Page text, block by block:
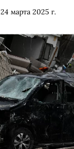
24 марта 2025 г.